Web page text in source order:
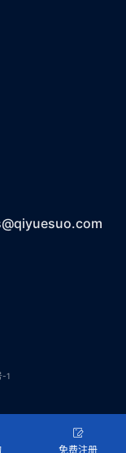
-1
免费注册